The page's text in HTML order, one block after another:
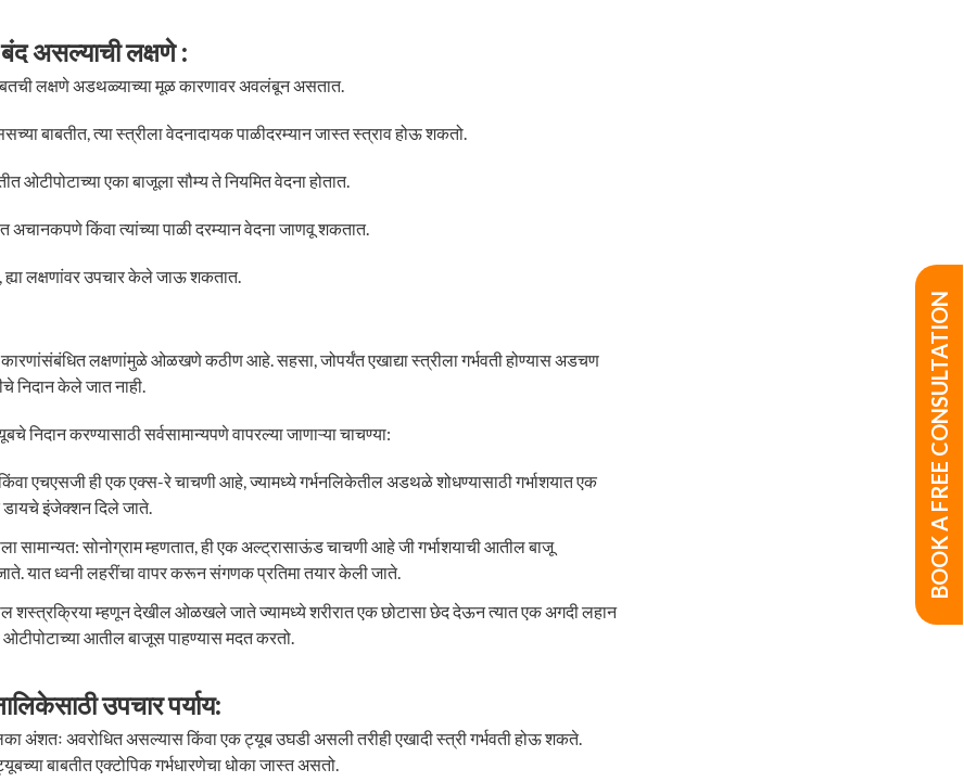
असल्याची लक्षणे :
लक्षणे अडथळ्याच्या मूळ कारणावर अवलंबून असतात.
बाबतीत, त्या स्त्रीला वेदनादायक पाळीदरम्यान जास्त स्त्राव होऊ शकतो.
ओटीपोटाच्या एका बाजूला सौम्य ते नियमित वेदना होतात.
अचानकपणे किंवा त्यांच्या पाळी दरम्यान वेदना जाणवू शकतात.
ह्या लक्षणांवर उपचार केले जाऊ शकतात.
कारणांसंबंधित लक्षणांमुळे ओळखणे कठीण आहे. सहसा, जोपर्यंत एखाद्या स्त्रीला गर्भवती होण्यास अडचण
निदान केले जात नाही.
निदान करण्यासाठी सर्वसामान्यपणे वापरल्या जाणाऱ्या चाचण्या:
किंवा एचएसजी ही एक एक्स-रे चाचणी आहे, ज्यामध्ये गर्भनलिकेतील अडथळे शोधण्यासाठी गर्भाशयात एक
डायचे इंजेक्शन दिले जाते.
सामान्यत: सोनोग्राम म्हणतात, ही एक अल्ट्रासाऊंड चाचणी आहे जी गर्भाशयाची आतील बाजू
जाते. यात ध्वनी लहरींचा वापर करून संगणक प्रतिमा तयार केली जाते.
शस्त्रक्रिया म्हणून देखील ओळखले जाते ज्यामध्ये शरीरात एक छोटासा छेद देऊन त्यात एक अगदी लहान
ओटीपोटाच्या आतील बाजूस पाहण्यास मदत करतो.
उपचार पर्याय:
अंशतः अवरोधित असल्यास किंवा एक ट्यूब उघडी असली तरीही एखादी स्त्री गर्भवती होऊ शकते.
बाबतीत एक्टोपिक गर्भधारणेचा धोका जास्त असतो.
BOOK A FREE CONSULTATION